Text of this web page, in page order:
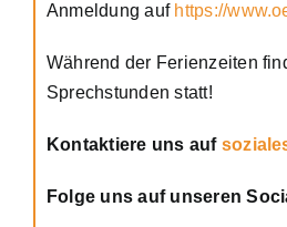
Anmeldung auf https://
Während der Ferienzeiten
Sprechstunden statt!
Kontaktiere uns auf
Folge uns auf unseren